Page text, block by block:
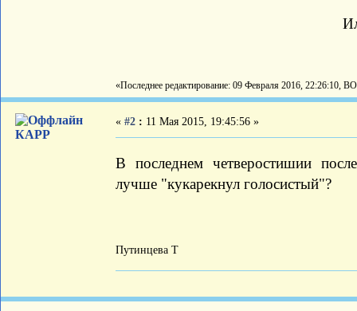
Илья
«Последнее редактирование: 09 Февраля 2016, 22:26:10,
КАРР
« #2 : 11 Мая 2015, 19:45:56 »
В последнем четверостишии
лучше "кукарекнул голосистый"?
Путинцева Т